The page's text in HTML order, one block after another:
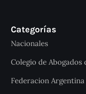
Categorías
Nacionales
Colegio de Abogados
Federacion